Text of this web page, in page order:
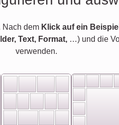
Nach dem Klick auf ein Beispiel
Text, Format, …) und die
verwenden.